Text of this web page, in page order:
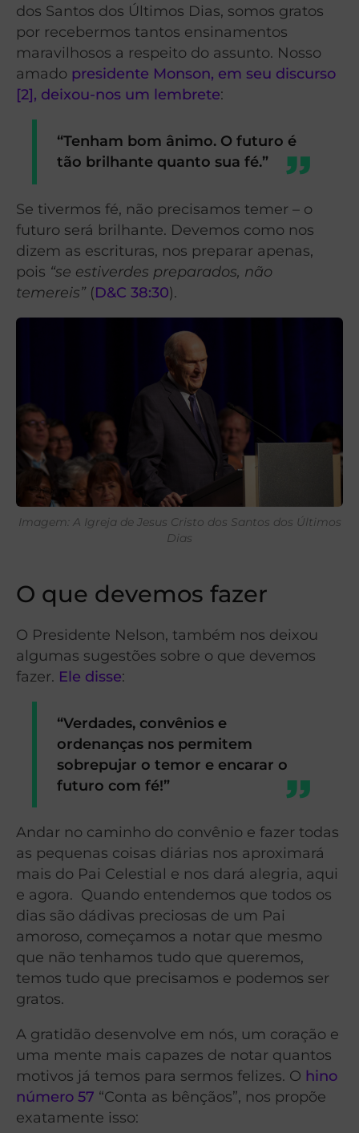
dos Santos dos Últimos Dias, somos gratos
por recebermos tantos ensinamentos
maravilhosos a respeito do assunto. Nosso
amado presidente Monson, em seu discurso
[2], deixou-nos um lembrete:
“Tenham bom ânimo. O futuro é
tão brilhante quanto sua fé.”
Se tivermos fé, não precisamos temer – o
futuro será brilhante. Devemos como nos
dizem as escrituras, nos preparar apenas,
pois “se estiverdes preparados, não
temereis”(D&C 38:30).
Imagem: A Igreja de Jesus Cristo dos Santos dos Últimos
Dias
O que devemos fazer
O Presidente Nelson, também nos deixou
algumas sugestões sobre o que devemos
fazer. Ele disse:
“Verdades, convênios e
ordenanças nos permitem
sobrepujar o temor e encarar o
futuro com fé!”
Andar no caminho do convênio e fazer todas
as pequenas coisas diárias nos aproximará
mais do Pai Celestial e nos dará alegria, aqui
e agora. Quando entendemos que todos os
dias são dádivas preciosas de um Pai
amoroso, começamos a notar que mesmo
que não tenhamos tudo que queremos,
temos tudo que precisamos e podemos ser
gratos.
A gratidão desenvolve em nós, um coração e
uma mente mais capazes de notar quantos
motivos já temos para sermos felizes. O hino
número 57 “Conta as bênçãos”, nos propõe
exatamente isso: